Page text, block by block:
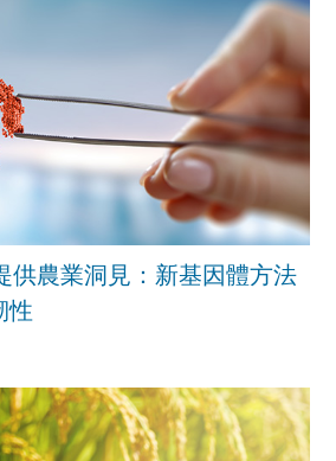
供農業洞見：新基因體方法
性